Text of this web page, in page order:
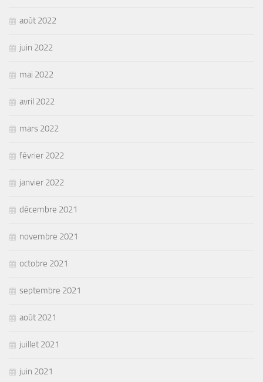
août 2022
juin 2022
mai 2022
avril 2022
mars 2022
février 2022
janvier 2022
décembre 2021
novembre 2021
octobre 2021
septembre 2021
août 2021
juillet 2021
juin 2021